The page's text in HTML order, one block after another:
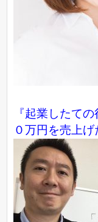
『起業したて
０万円を売上げ